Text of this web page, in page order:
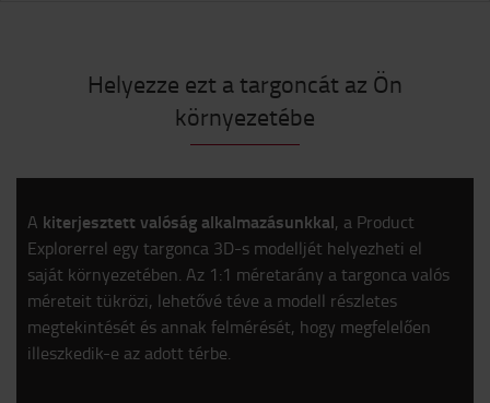
Helyezze ezt a targoncát az Ön
környezetébe
A kiterjesztett valóság alkalmazásunkkal, a Product
Explorerrel egy targonca 3D-s modelljét helyezheti el
saját környezetében. Az 1:1 méretarány a targonca valós
méreteit tükrözi, lehetővé téve a modell részletes
megtekintését és annak felmérését, hogy megfelelően
illeszkedik-e az adott térbe.